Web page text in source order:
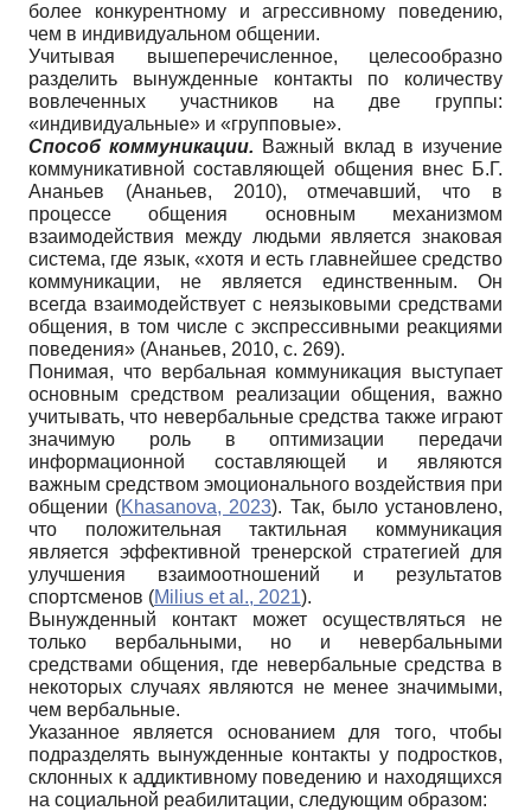
более конкурентному и агрессивному поведению,
чем в индивидуальном общении.
Учитывая вышеперечисленное, целесообразно
разделить вынужденные контакты по количеству
вовлеченных участников на две группы:
«индивидуальные» и «групповые».
Способ коммуникации. Важный вклад в изучение
коммуникативной составляющей общения внес Б.Г.
Ананьев (Ананьев, 2010), отмечавший, что в
процессе общения основным механизмом
взаимодействия между людьми является знаковая
система, где язык, «хотя и есть главнейшее средство
коммуникации, не является единственным. Он
всегда взаимодействует с неязыковыми средствами
общения, в том числе с экспрессивными реакциями
поведения» (Ананьев, 2010, с. 269).
Понимая, что вербальная коммуникация выступает
основным средством реализации общения, важно
учитывать, что невербальные средства также играют
значимую роль в оптимизации передачи
информационной составляющей и являются
важным средством эмоционального воздействия при
общении (Khasanova, 2023). Так, было установлено,
что положительная тактильная коммуникация
является эффективной тренерской стратегией для
улучшения взаимоотношений и результатов
спортсменов (Milius et al., 2021).
Вынужденный контакт может осуществляться не
только вербальными, но и невербальными
средствами общения, где невербальные средства в
некоторых случаях являются не менее значимыми,
чем вербальные.
Указанное является основанием для того, чтобы
подразделять вынужденные контакты у подростков,
склонных к аддиктивному поведению и находящихся
на социальной реабилитации, следующим образом: